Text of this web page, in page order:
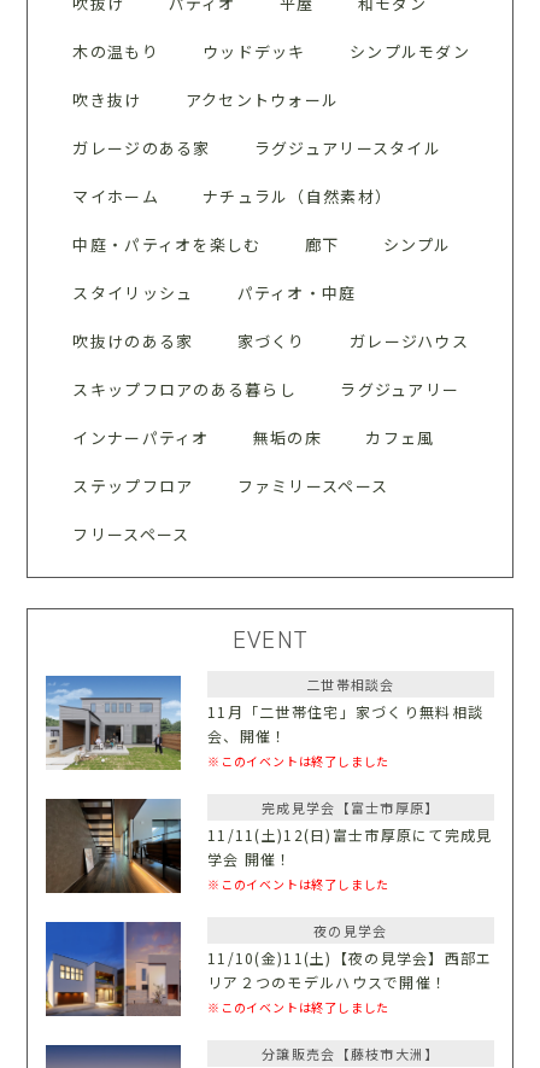
木の温もり ウッドデッキ シンプルモダン
吹き抜け アクセントウォール
ガレージのある家 ラグジュアリースタイル
マイホーム ナチュラル（自然素材）
中庭・パティオを楽しむ 廊下 シンプル
スタイリッシュ パティオ・中庭
吹抜けのある家 家づくり ガレージハウス
スキップフロアのある暮らし ラグジュアリー
インナーパティオ 無垢の床 カフェ風
ステップフロア ファミリースペース
フリースペース
EVENT
二世帯相談会
11月「二世帯住宅」家づくり無料相談
会、開催！
※このイベントは終了しました
完成見学会【富士市厚原】
11/11(土)12(日)富士市厚原にて完成見
学会 開催！
※このイベントは終了しました
夜の見学会
11/10(金)11(土)【夜の見学会】西部エ
リア２つのモデルハウスで開催！
※このイベントは終了しました
分譲販売会【藤枝市大洲】